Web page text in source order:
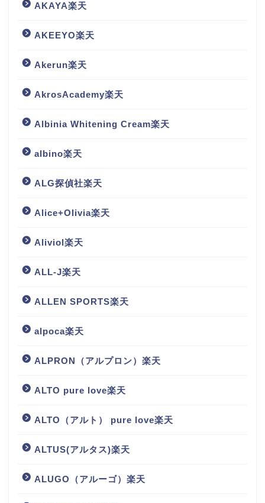
AKAYA楽天
AKEEYO楽天
Akerun楽天
AkrosAcademy楽天
Albinia Whitening Cream楽天
albino楽天
ALG探偵社楽天
Alice+Olivia楽天
Aliviol楽天
ALL-J楽天
ALLEN SPORTS楽天
alpoca楽天
ALPRON（アルプロン）楽天
ALTO pure love楽天
ALTO（アルト） pure love楽天
ALTUS(アルタス)楽天
ALUGO（アルーゴ）楽天